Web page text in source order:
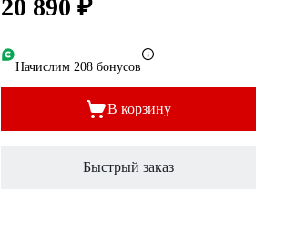
20 890 ₽
Начислим 208 бонусов
В корзину
Быстрый заказ